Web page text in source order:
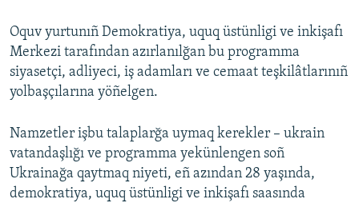
Oquv yurtunıñ Demokratiya, uquq üstünligi ve inkişafı
Merkezi tarafından azırlanılğan bu programma
siyasetçi, adliyeci, iş adamları ve cemaat teşkilâtlarınıñ
yolbaşçılarına yöñelgen.
Namzetler işbu talaplarğa uymaq kerekler – ukrain
vatandaşlığı ve programma yekünlengen soñ
Ukrainağa qaytmaq niyeti, eñ azından 28 yaşında,
demokratiya, uquq üstünligi ve inkişafı saasında